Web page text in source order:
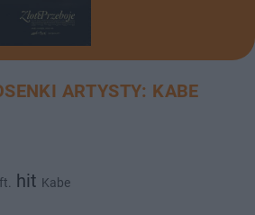
ARTYSTY: KABE
ft. hit Kabe